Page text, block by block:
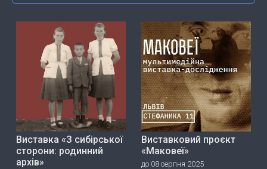
Виставка «З сибірської
сторони: родинний
архів»
Виставковий проєкт
«Маковеї»
до 08 серпня 2025